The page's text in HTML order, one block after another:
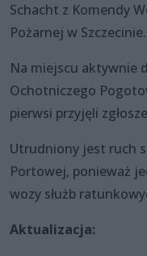
Schacht z Komendy
Pożarnej w Szczecinie.
Na miejscu aktywnie
Ochotniczego
pierwsi przyjęli
Utrudniony jest ruch
Portowej, ponieważ
wozy służb
Aktualizacja: